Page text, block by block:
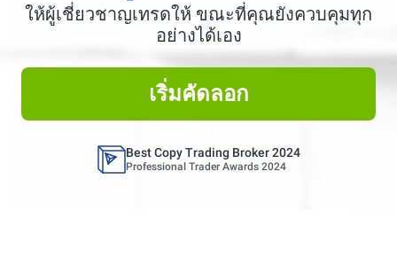
ให้ผู้เชี่ยวชาญเทรดให้ ขณะที่คุณยังควบคุมทุก
อย่างได้เอง
เริ่มคัดลอก
Best Copy Trading Platform
Best Copy Trading Platform 2025
Best Copy Trading Broker 2024
Professional Trader Awards 2024